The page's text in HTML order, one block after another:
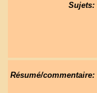
Sujets:
Résumé/commentaire: